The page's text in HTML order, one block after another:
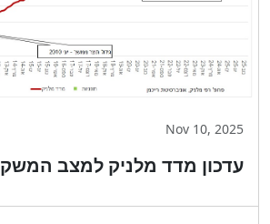
Nov 10, 2025
עדכון מדד מלניק למצב המשק